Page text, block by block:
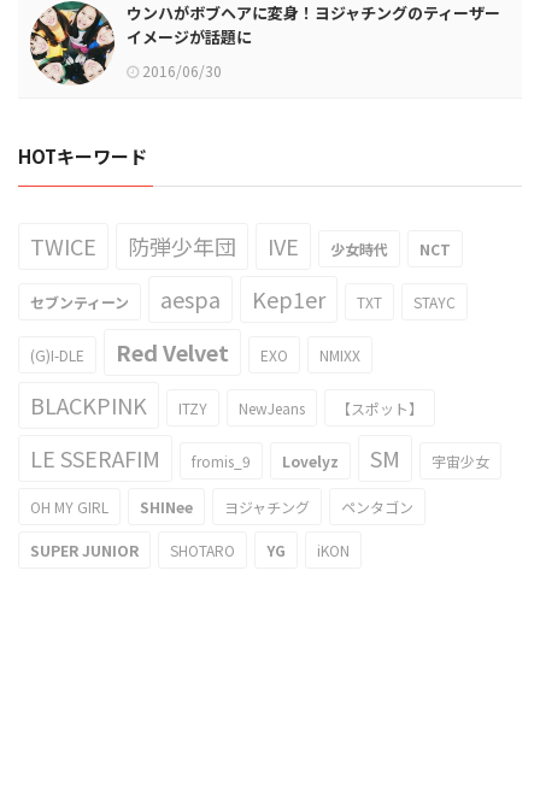
ウンハがボブヘアに変身！ヨジャチングのティーザー
イメージが話題に
2016/06/30
HOTキーワード
TWICE 防弾少年団 IVE 少女時代 NCT
セブンティーン aespa Kep1er TXT STAYC
(G)I-DLE Red Velvet EXO NMIXX
BLACKPINK ITZY NewJeans 【スポット】
LE SSERAFIM fromis_9 Lovelyz SM 宇宙少女
OH MY GIRL SHINee ヨジャチング ペンタゴン
SUPER JUNIOR SHOTARO YG iKON